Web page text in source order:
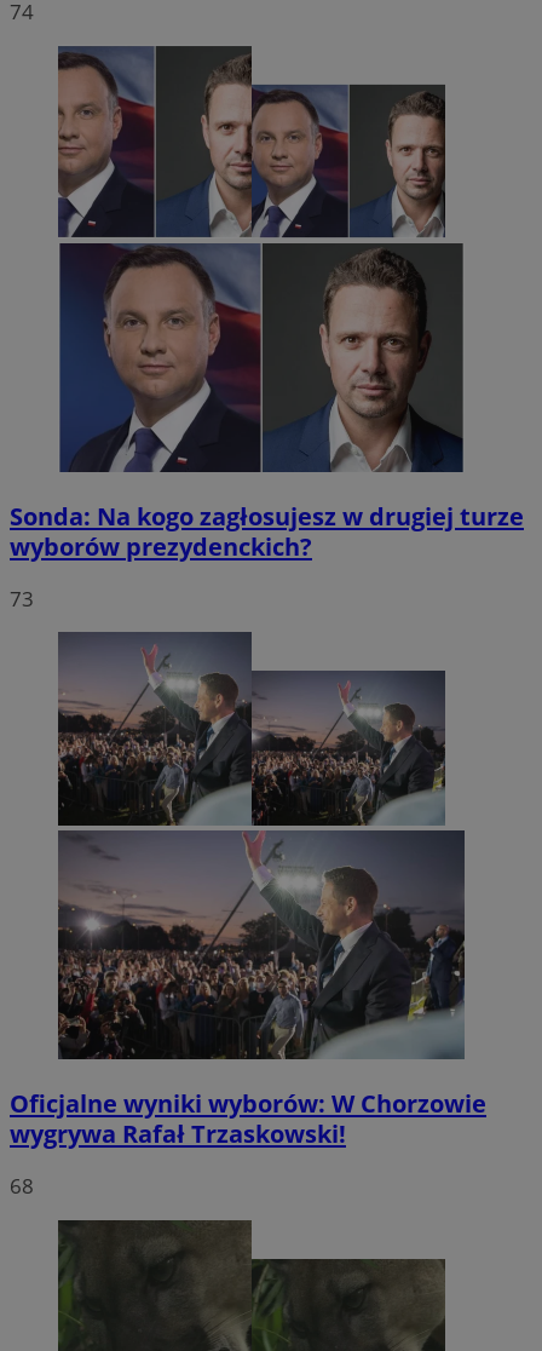
74
Sonda: Na kogo zagłosujesz w drugiej turze
wyborów prezydenckich?
73
Oficjalne wyniki wyborów: W Chorzowie
wygrywa Rafał Trzaskowski!
68